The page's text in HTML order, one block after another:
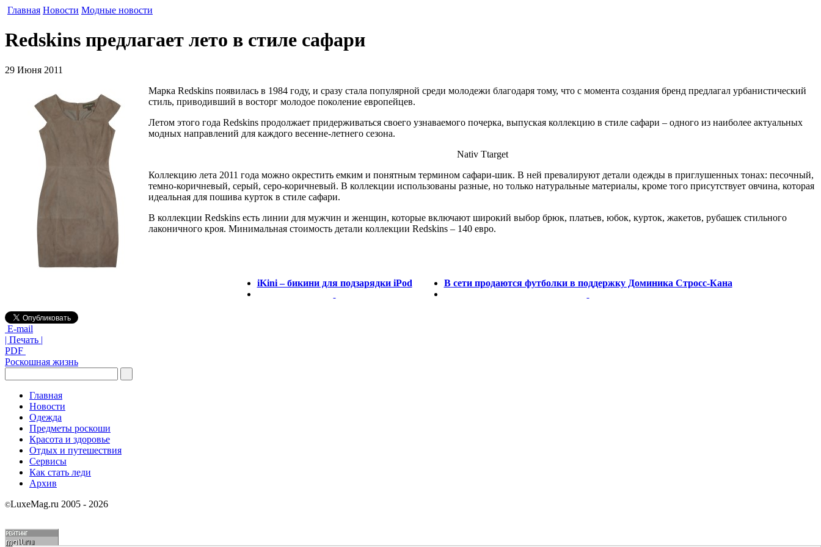
Главная Новости Модные новости
Redskins предлагает лето в стиле сафари
29 Июня 2011
Марка Redskins появилась в 1984 году, и сразу стала популярной среди молодежи благодаря тому, что с момента создания бренд предлагал урбанистический
стиль, приводивший в восторг молодое поколение европейцев.
Летом этого года Redskins продолжает придерживаться своего узнаваемого почерка, выпуская коллекцию в стиле сафари – одного из наиболее актуальных
модных направлений для каждого весенне-летнего сезона.
Nativ Ttarget
Коллекцию лета 2011 года можно окрестить емким и понятным термином сафари-шик. В ней превалируют детали одежды в приглушенных тонах: песочный,
темно-коричневый, серый, серо-коричневый. В коллекции использованы разные, но только натуральные материалы, кроме того присутствует овчина, которая
идеальная для пошива курток в стиле сафари.
В коллекции Redskins есть линии для мужчин и женщин, которые включают широкий выбор брюк, платьев, юбок, курток, жакетов, рубашек стильного
лаконичного кроя. Минимальная стоимость детали коллекции Redskins – 140 евро.
iKini – бикини для подзарядки iPod В сети продаются футболки в поддержку Доминика Стросс-Кана
E-mail
| Печать |
PDF
Роскошная жизнь
Главная
Новости
Одежда
Предметы роскоши
Красота и здоровье
Отдых и путешествия
Сервисы
Как стать леди
Архив
©LuxeMag.ru 2005 - 2026